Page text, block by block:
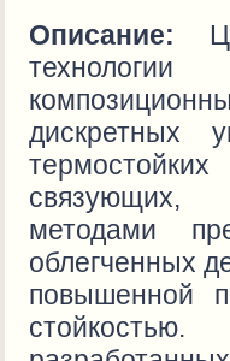
Описание:
дискретных
связующих,
методами
облегченных
повышенной